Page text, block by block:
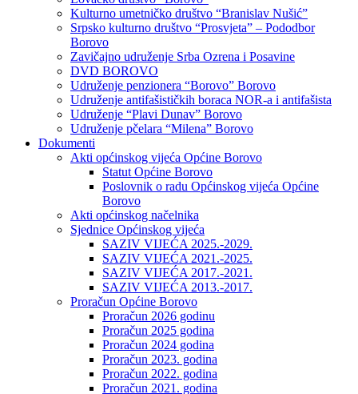
Kulturno umetničko društvo “Branislav Nušić”
Srpsko kulturno društvo “Prosvjeta” – Pododbor
Borovo
Zavičajno udruženje Srba Ozrena i Posavine
DVD BOROVO
Udruženje penzionera “Borovo” Borovo
Udruženje antifašističkih boraca NOR-a i antifašista
Udruženje “Plavi Dunav” Borovo
Udruženje pčelara “Milena” Borovo
Dokumenti
Akti općinskog vijeća Općine Borovo
Statut Općine Borovo
Poslovnik o radu Općinskog vijeća Općine
Borovo
Akti općinskog načelnika
Sjednice Općinskog vijeća
SAZIV VIJEĆA 2025.-2029.
SAZIV VIJEĆA 2021.-2025.
SAZIV VIJEĆA 2017.-2021.
SAZIV VIJEĆA 2013.-2017.
Proračun Općine Borovo
Proračun 2026 godinu
Proračun 2025 godina
Proračun 2024 godina
Proračun 2023. godina
Proračun 2022. godina
Proračun 2021. godina